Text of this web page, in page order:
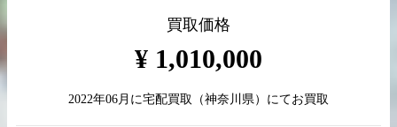
買取実績はこちらから
買取価格
¥ 1,010,000
2022年06月 に宅配買取 （神奈川県）にてお買取